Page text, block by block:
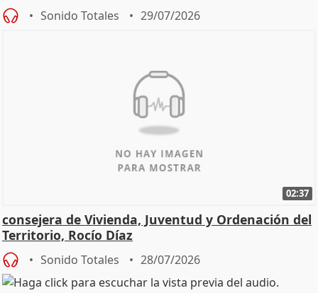
Sonido Totales 29/07/2026
02:37
consejera de Vivienda, Juventud y Ordenación del
Territorio, Rocío Díaz
Sonido Totales 28/07/2026